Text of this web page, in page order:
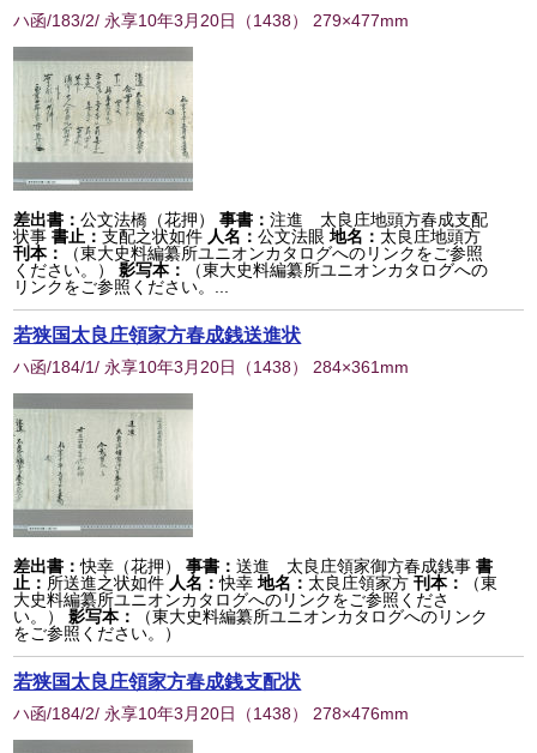
ハ函/183/2/ 永享10年3月20日 （1438） 279×477mm
差出書：公文法橋（花押） 事書：注進 太良庄地頭方春成支配
状事 書止：支配之状如件 人名：公文法眼 地名： 太良庄地頭方
刊本：
（東大史料編纂所ユニオンカタログへのリンクをご参照
ください。）
影写本：
（東大史料編纂所ユニオンカタログへの
リンクをご参照ください。...
若狭国太良庄領家方春成銭送進状
ハ函/184/1/ 永享10年3月20日 （1438） 284×361mm
差出書：快幸（花押） 事書：送進 太良庄領家御方春成銭事 書
止： 所送進之状如件 人名：快幸 地名： 太良庄領家方 刊本：
（東
大史料編纂所ユニオンカタログへのリンクをご参照くださ
い。）
影写本：
（東大史料編纂所ユニオンカタログへのリンク
をご参照ください。）
若狭国太良庄領家方春成銭支配状
ハ函/184/2/ 永享10年3月20日 （1438） 278×476mm